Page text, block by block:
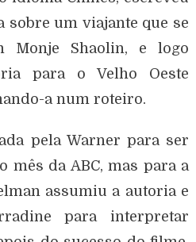
sobre um viajante que se
Monje Shaolin, e logo
para o Velho Oeste
a num roteiro.
pela Warner para ser
mês da ABC, mas para a
assumiu a autoria e
para interpretar